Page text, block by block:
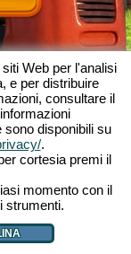
gioco per browser |
|Forum|Supporto|
Cookies
Web per l'analisi
e per distribuire
consultare il
sono disponibili su
.
cortesia premi il
momento con il
strumenti.